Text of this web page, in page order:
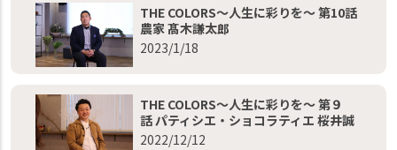
THE COLORS～人生に彩りを～ 第10話
農家 髙木謙太郎
2023/1/18
THE COLORS～人生に彩りを～ 第９
話 パティシエ・ショコラティエ 桜井誠
2022/12/12